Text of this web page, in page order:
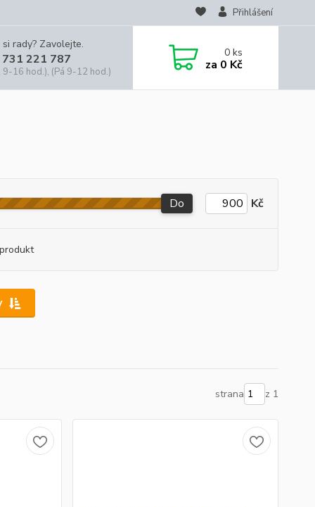
Přihlášení
rady? Zavolejte.
221 787
9-16 hod.), (Pá 9-12 hod.)
0ks
za 0 Kč
Do Kč
strana z 1